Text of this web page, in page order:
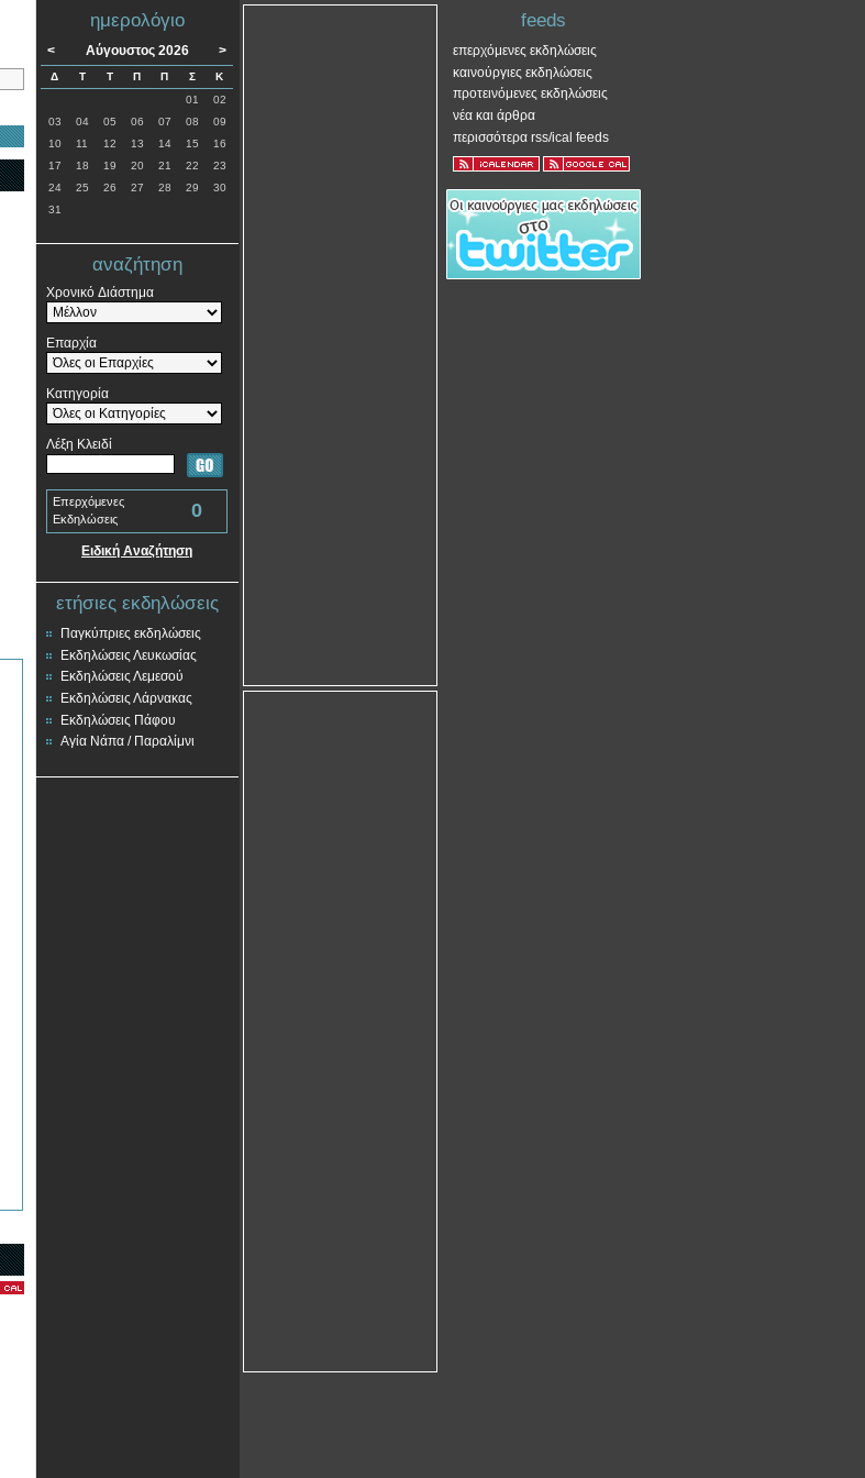
ημερολόγιο
< Αύγουστος 2026 >
Δ Τ Τ Π Π Σ
Κ
01
02
03
04 05 06 07 08
09
10
11 12 13 14 15
16
17
18 19 20 21 22
23
24
25 26 27 28 29
30
31
αναζήτηση
Χρονικό Διάστημα
Επαρχία
Κατηγορία
Λέξη Κλειδί
Επερχόμενες
Εκδηλώσεις
0
Ειδική Αναζήτηση
ετήσιες εκδηλώσεις
Παγκύπριες εκδηλώσεις
Εκδηλώσεις Λευκωσίας
Εκδηλώσεις Λεμεσού
Εκδηλώσεις Λάρνακας
Εκδηλώσεις Πάφου
Αγία Νάπα / Παραλίμνι
feeds
επερχόμενες εκδηλώσεις
καινούργιες εκδηλώσεις
προτεινόμενες εκδηλώσεις
νέα και άρθρα
περισσότερα rss/ical feeds